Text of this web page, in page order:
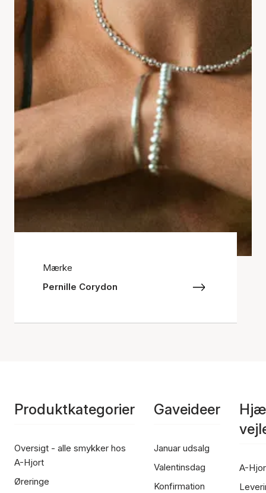
Mærke
Pernille Corydon
Produktkategorier
Oversigt - alle smykker hos
A-Hjort
Øreringe
Gaveideer
Januar udsalg
Valentinsdag
Konfirmation
A-